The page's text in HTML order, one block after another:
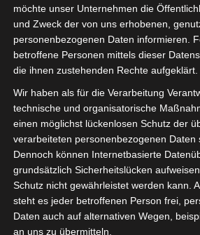
« Alle Veranstaltungen
Diese Veranstaltung hat bereits
Hardwarebeschaffung
optimierung bei der
Schulinfrastuktur sowie
Ausschreibungsrecht –
für Entscheidungsträger
Organisatoren
möchte unser Unternehmen die
und Zweck der von uns erhobenen,
personenbezogenen Daten informieren.
betroffene Personen mittels dieser
die ihnen zustehenden Rechte aufgeklärt.
Wir haben als für die Verarbeitung
technische und organisatorische
einen möglichst lückenlosen Schutz der
verarbeiteten personenbezogenen Daten
Dennoch können Internetbasierte
grundsätzlich Sicherheitslücken
Schutz nicht gewährleistet werden kann.
steht es jeder betroffenen Person frei,
Daten auch auf alternativen Wegen,
an uns zu übermitteln.